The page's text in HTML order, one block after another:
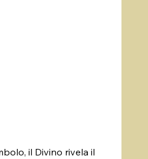
il Divino rivela il